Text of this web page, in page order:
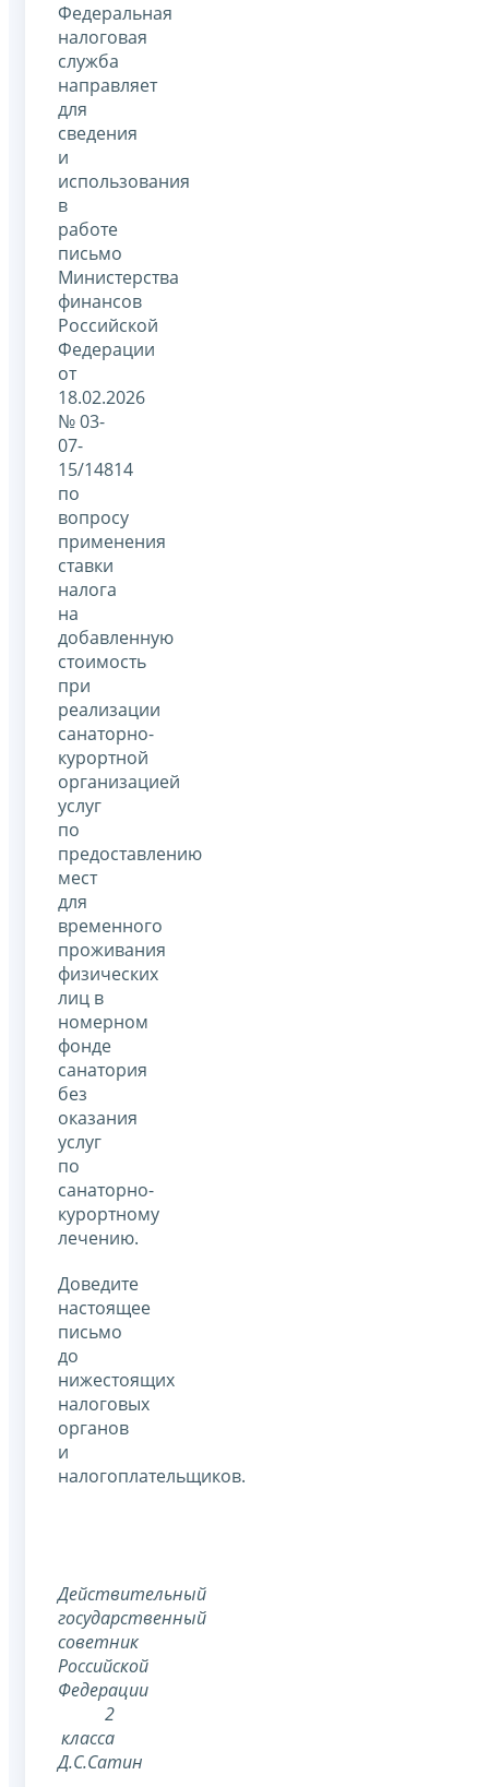
Федеральная
налоговая
служба
направляет
для
сведения
и
использования
в
работе
письмо
Министерства
финансов
Российской
Федерации
от
18.02.2026
№ 03-
07-
15/14814
по
вопросу
применения
ставки
налога
на
добавленную
стоимость
при
реализации
санаторно-
курортной
организацией
услуг
по
предоставлению
мест
для
временного
проживания
физических
лиц в
номерном
фонде
санатория
без
оказания
услуг
по
санаторно-
курортному
лечению.
Доведите
настоящее
письмо
до
нижестоящих
налоговых
органов
и
налогоплательщиков.
Действительный
государственный
советник
Российской
Федерации
2
класса
Д.С.Сатин